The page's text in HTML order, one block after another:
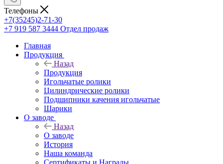
Телефоны
+7(35245)2-71-30
+7 919 587 3444 Отдел продаж
Главная
Продукция
Назад
Продукция
Игольчатые ролики
Цилиндрические ролики
Подшипники качения игольчатые
Шарики
О заводе
Назад
О заводе
История
Наша команда
Сертификаты и Награды